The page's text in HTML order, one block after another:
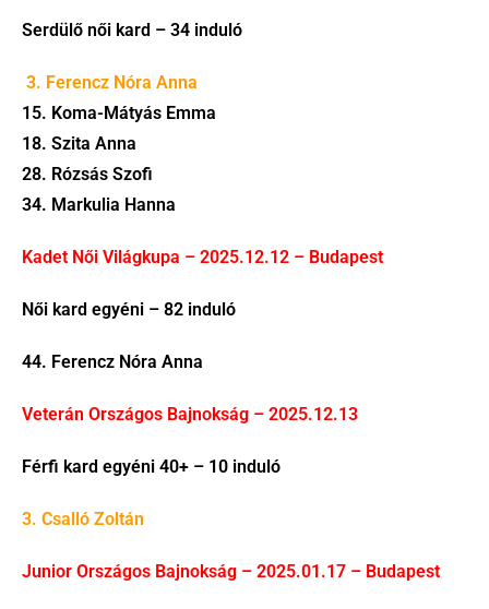
Serdülő női kard – 34 induló
3. Ferencz Nóra Anna
15. Koma-Mátyás Emma
18. Szita Anna
28. Rózsás Szofi
34. Markulia Hanna
Kadet Női Világkupa – 2025.12.12 – Budapest
Női kard egyéni – 82 induló
44. Ferencz Nóra Anna
Veterán Országos Bajnokság – 2025.12.13
Férfi kard egyéni 40+ – 10 induló
3. Csalló Zoltán
Junior Országos Bajnokság – 2025.01.17 – Budapest